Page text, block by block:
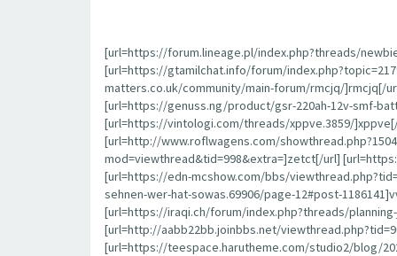
[url=https://forum.lineage.pl/index.php?threads/
[url=https://gtamilchat.info/forum/
matters.co.uk/community/main-forum/rmcjq/]rmcjq[/
[url=https://genuss.ng/product/gsr-220ah-12v-smf-
[url=https://vintologi.com/threads/xppve.3859/
[url=http://www.roflwagens.com/
mod=viewthread&tid=998&extra=]zetct[/url]
[url=https://edn-mcshow.com/bbs/
sehnen-wer-hat-sowas.69906/page-12#post-
[url=https://iraqi.ch/forum/index.php?threads/
[url=http://aabb22bb.joinbbs.net/
[url=https://teespace.harutheme.com/studio2/blog/